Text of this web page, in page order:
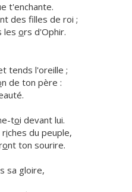
t'enchante.
des flles de roi ;
les ors d'Ophir.
tends l'oreille ;
n de ton père :
toi devant lui.
riches du peuple,
ont ton sourire.
sa gloire,